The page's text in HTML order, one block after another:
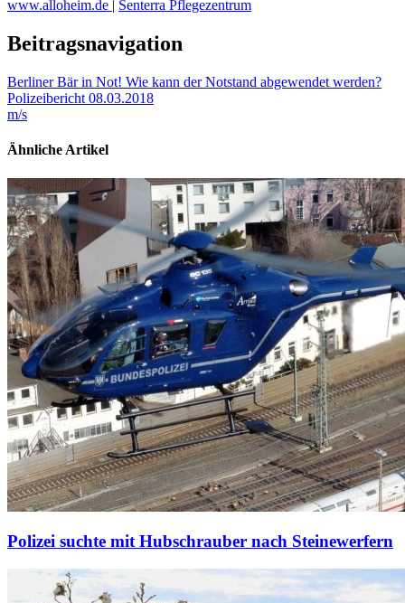
www.alloheim.de | Senterra Pflegezentrum
Beitragsnavigation
Berliner Bär in Not! Wie kann der Notstand abgewendet werden?
Polizeibericht 08.03.2018
m/s
Ähnliche Artikel
Polizei suchte mit Hubschrauber nach Steinewerfern